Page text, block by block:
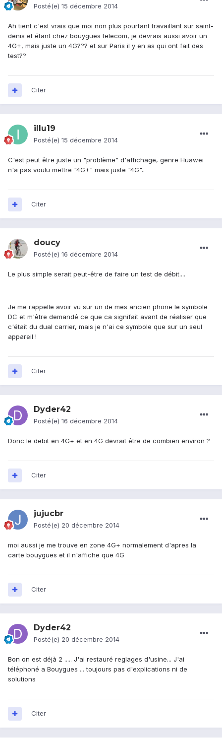
Posté(e) 15 décembre 2014
Ah tient c'est vrais que moi non plus pourtant travaillant sur saint-
denis et étant chez bouygues telecom, je devrais aussi avoir un
4G+, mais juste un 4G??? et sur Paris il y en as qui ont fait des
test??
Citer
illu19
Posté(e) 15 décembre 2014
C'est peut être juste un "problème" d'affichage, genre Huawei
n'a pas voulu mettre "4G+" mais juste "4G"..
Citer
doucy
Posté(e) 16 décembre 2014
Le plus simple serait peut-être de faire un test de débit....
Je me rappelle avoir vu sur un de mes ancien phone le symbole
DC et m'être demandé ce que ca signifait avant de réaliser que
c'était du dual carrier, mais je n'ai ce symbole que sur un seul
appareil !
Citer
Dyder42
Posté(e) 16 décembre 2014
Donc le debit en 4G+ et en 4G devrait être de combien environ ?
Citer
jujucbr
Posté(e) 20 décembre 2014
moi aussi je me trouve en zone 4G+ normalement d'apres la
carte bouygues et il n'affiche que 4G
Citer
Dyder42
Posté(e) 20 décembre 2014
Bon on est déjà 2 ..... J'ai restauré reglages d'usine... J'ai
téléphoné a Bouygues ... toujours pas d'explications ni de
solutions
Citer